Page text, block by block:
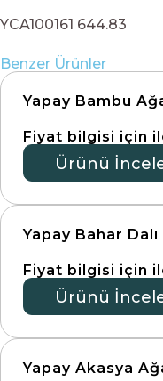
YCA100161 644.83
Benzer Ürünler
Yapay Bambu
Fiyat bilgisi için
Ürünü
Yapay Bahar
Fiyat bilgisi için
Ürünü
Yapay Akasya